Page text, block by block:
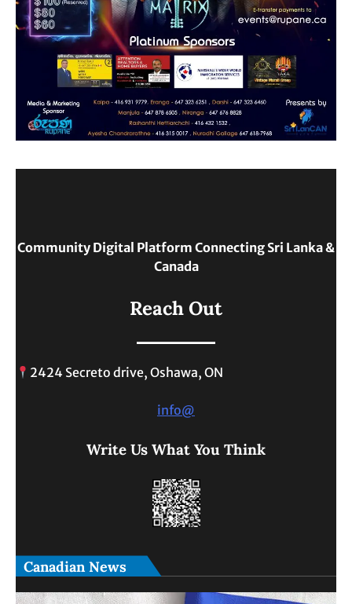
Community Digital Platform Connecting Sri Lanka &
Canada
Reach Out
2424 Secreto drive, Oshawa, ON
info@
Write Us What You Think
Canadian News